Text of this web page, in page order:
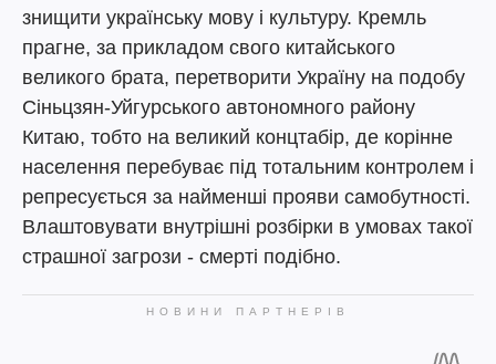
знищити українську мову і культуру. Кремль
прагне, за прикладом свого китайського
великого брата, перетворити Україну на подобу
Сіньцзян-Уйгурського автономного району
Китаю, тобто на великий концтабір, де корінне
населення перебуває під тотальним контролем і
репресується за найменші прояви самобутності.
Влаштовувати внутрішні розбірки в умовах такої
страшної загрози - смерті подібно.